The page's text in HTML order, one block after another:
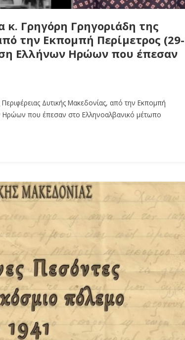
κ. Γρηγόρη Γρηγοριάδη της
την Εκπομπή Περίμετρος (29-
Ελλήνων Ηρώων που έπεσαν
Δυτικής Μακεδονίας, από την Εκπομπή
Ηρώων που έπεσαν στο Ελληνοαλβανικό μέτωπο